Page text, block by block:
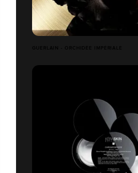
GUERLAIN - ORCHIDÉE IMPÉRIALE